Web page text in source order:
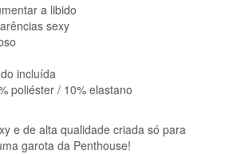
a libido
sexy
incluída
poliéster / 10% elastano
e de alta qualidade criada só para
garota da Penthouse!